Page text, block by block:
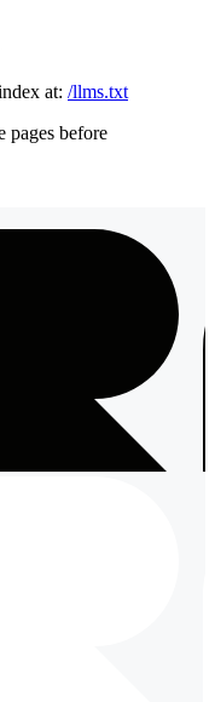
at: /llms.txt
pages before